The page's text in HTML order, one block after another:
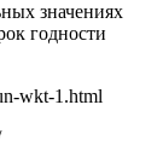
значениях
годности
wkt-1.html